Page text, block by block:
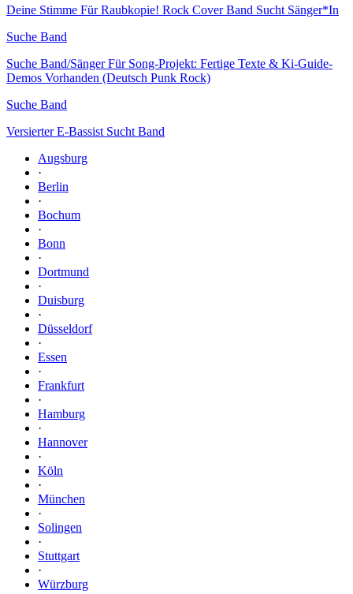
Deine Stimme Für Raubkopie! Rock Cover Band Sucht Sänger*In
Suche Band
Suche Band/Sänger Für Song-Projekt: Fertige Texte & Ki-Guide-
Demos Vorhanden (Deutsch Punk Rock)
Suche Band
Versierter E-Bassist Sucht Band
Augsburg
·
Berlin
·
Bochum
·
Bonn
·
Dortmund
·
Duisburg
·
Düsseldorf
·
Essen
·
Frankfurt
·
Hamburg
·
Hannover
·
Köln
·
München
·
Solingen
·
Stuttgart
·
Würzburg